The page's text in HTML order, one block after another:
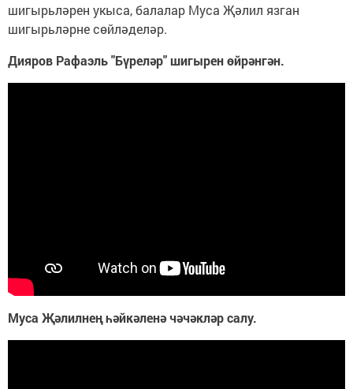
шигырьләрен укыса, балалар Муса Җәлил язган
шигырьләрне сөйләделәр.
Дияров Рафаэль "Бүреләр" шигырен өйрәнгән.
Муса Җәлилнең һәйкәленә чәчәкләр салу.